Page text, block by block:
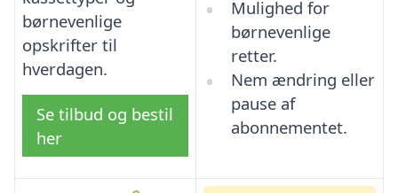
børnevenlige
opskrifter til
hverdagen.
Se tilbud og bestil
her
Mulighed for
børnevenlige
retter.
Nem ændring eller
pause af
abonnementet.